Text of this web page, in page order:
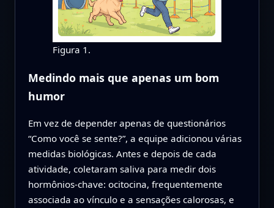
Figura 1.
Medindo mais que apenas um bom
humor
Em vez de depender apenas de questionários
“Como você se sente?”, a equipe adicionou várias
medidas biológicas. Antes e depois de cada
atividade, coletaram saliva para medir dois
hormônios-chave: ocitocina, frequentemente
associada ao vínculo e a sensações calorosas, e